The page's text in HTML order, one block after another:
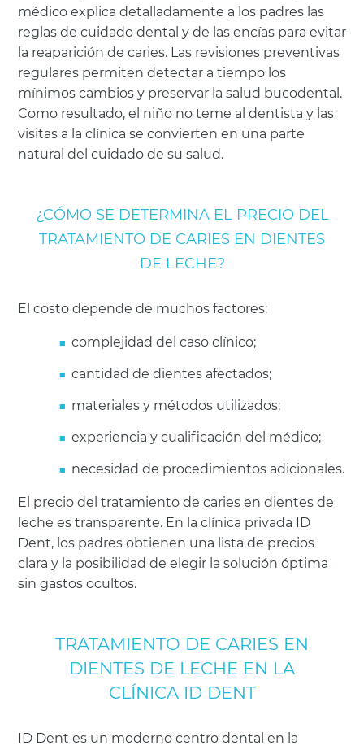
médico explica detalladamente a los padres las
reglas de cuidado dental y de las encías para evitar
la reaparición de caries. Las revisiones preventivas
regulares permiten detectar a tiempo los
mínimos cambios y preservar la salud bucodental.
Como resultado, el niño no teme al dentista y las
visitas a la clínica se convierten en una parte
natural del cuidado de su salud.
¿CÓMO SE DETERMINA EL PRECIO DEL
TRATAMIENTO DE CARIES EN DIENTES
DE LECHE?
El costo depende de muchos factores:
complejidad del caso clínico;
cantidad de dientes afectados;
materiales y métodos utilizados;
experiencia y cualificación del médico;
necesidad de procedimientos adicionales.
El precio del tratamiento de caries en dientes de
leche es transparente. En la clínica privada ID
Dent, los padres obtienen una lista de precios
clara y la posibilidad de elegir la solución óptima
sin gastos ocultos.
TRATAMIENTO DE CARIES EN
DIENTES DE LECHE EN LA
CLÍNICA ID DENT
ID Dent es un moderno centro dental en la